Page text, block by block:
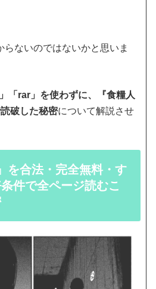
らないのではないかと思いま
「rar」を使わずに、『食糧人
破した秘密について解説させ
を合法・完全無料・す
件で全ページ読むこ